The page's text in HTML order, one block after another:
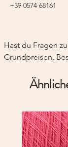
+39 0574 68161
Hast du Fragen
Grundpreisen,